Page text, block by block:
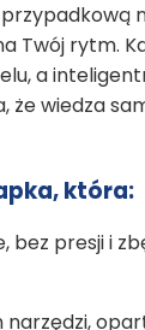
Twój rytm.
a
że wiedza
która:
bez presji i
narzędzi,